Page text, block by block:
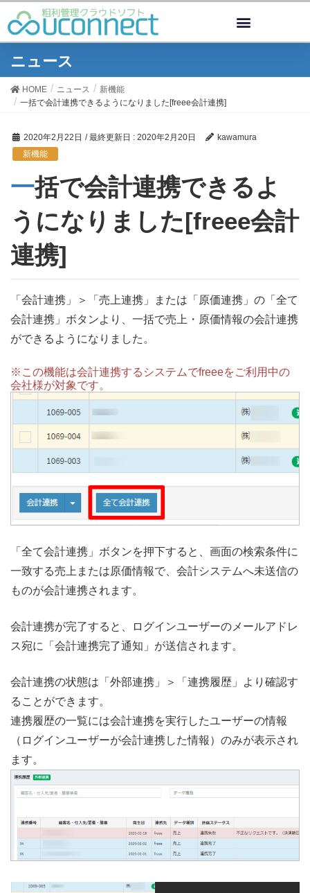
ニュース
HOME ニュース
新機能
一括で会計連携できるようになりました[freee会計連携]
2020年2月22日 / 最終更新日 : 2020年2月20日
kawamura
新機能
一括で会計連携できるよ
うになりました[freee会計
連携]
「会計連携」＞「売上連携」または「原価連携」の「全て
会計連携」ボタンより、一括で売上・原価情報の会計連携
ができるようになりました。
※この機能は会計連携するシステムでfreeeをご利用中の
会社様が対象です。
「全て会計連携」ボタンを押下すると、画面の検索条件に
一致する売上または原価情報で、会計システムへ未送信の
ものが会計連携されます。
会計連携が完了すると、ログインユーザーのメールアドレ
ス宛に「会計連携完了通知」が送信されます。
会計連携の状態は「外部連携」＞「連携履歴」より確認す
ることができます。
連携履歴の一覧には会計連携を実行したユーザーの情報
（ログインユーザーが会計連携した情報）のみが表示され
ます。